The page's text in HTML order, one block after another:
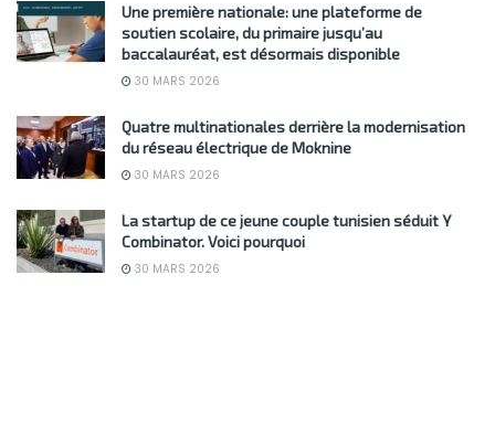
Une première nationale: une plateforme de
soutien scolaire, du primaire jusqu’au
baccalauréat, est désormais disponible
30 MARS 2026
Quatre multinationales derrière la modernisation
du réseau électrique de Moknine
30 MARS 2026
La startup de ce jeune couple tunisien séduit Y
Combinator. Voici pourquoi
30 MARS 2026